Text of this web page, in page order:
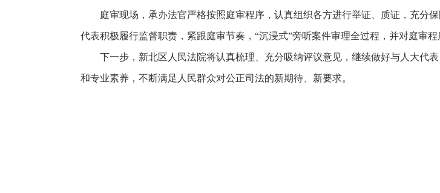
庭审现场，承办法官严格按照庭审程序，认真组织各方进行举证、质证，充分
代表积极履行监督职责，紧跟庭审节奏，“沉浸式”旁听案件审理全过程，并对庭审
下一步，新北区人民法院将认真梳理、充分吸纳评议意见，继续做好与人大代
和专业素养，不断满足人民群众对公正司法的新期待、新要求。